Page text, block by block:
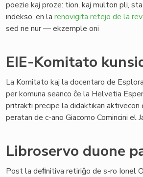
poezie kaj proze: tion, kaj multon pli,
indekso, en la renovigita retejo de la
sed ne nur — ekzemple oni
EIE-Komitato
La Komitato kaj la docentaro de
per komuna seanco ĉe la Helvetia
pritrakti precipe la didaktikan
peratan de c-ano Giacomo Comincini el
Libroservo duone
Post la deﬁnitiva retiriĝo de s-ro Ionel